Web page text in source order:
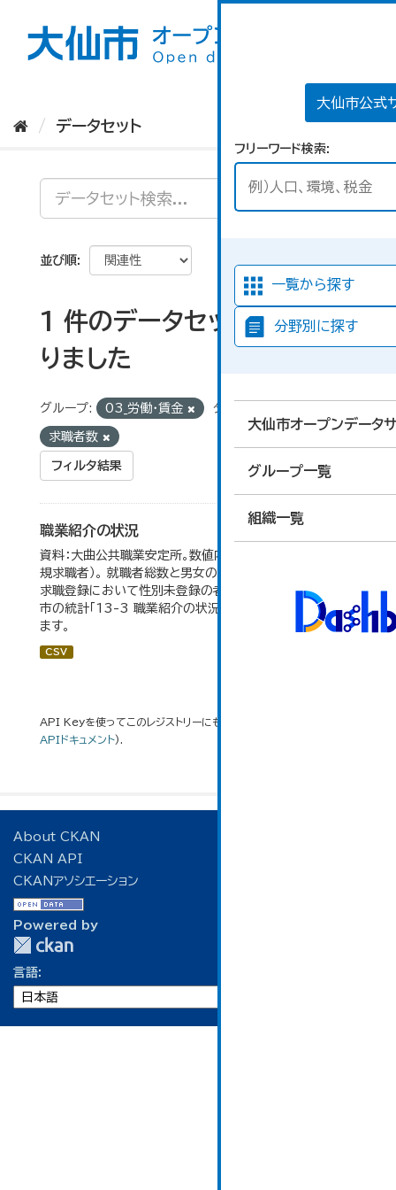
大仙市公式
フリーワード検索
一覧から探す
分野別に探す
大仙市オープンデータ
グループ一覧
組織一覧
データセット
並び順
1 件のデータセットが見つか
りました
グループ: 03_労働・賃金 タグ:
求職者数
フィルタ結果
職業紹介の状況
資料：大曲公共職業安定所。数値内の就職率は（就職者/新
規求職者）。 就職者総数と男女の合計が一致しないのは、
求職登録において性別未登録の者も含まれるため。 大仙
市の統計「13-3 職業紹介の状況」のデータを参照してい
ます。
CSV
API Keyを使ってこのレジストリーにもアクセス可能です
APIドキュメント).
About CKAN
CKAN API
CKANアソシエーション
Powered by
言語